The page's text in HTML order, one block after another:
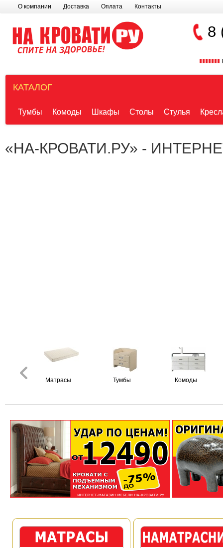
О компании Доставка Оплата Контакты
8
КАТАЛОГ
Тумбы Комоды Шкафы Столы Стулья
«НА-КРОВАТИ.РУ» -
Матрасы Тумбы Комоды